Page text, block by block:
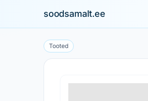
soodsamalt.ee
Tooted